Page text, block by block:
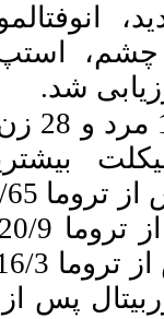
دپرشن
چشم و
(125 مرد و 28 زن) مورد
علت
شکستگی‌ها بود. بروز دوبینی پس از
بود. بروز تاری دید پس از تروما 20/
بود. بروز انوفتالموس پس از تروما 16/
1/3%